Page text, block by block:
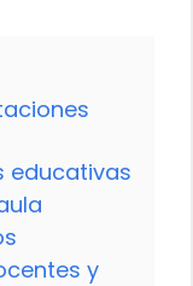
educativas
y